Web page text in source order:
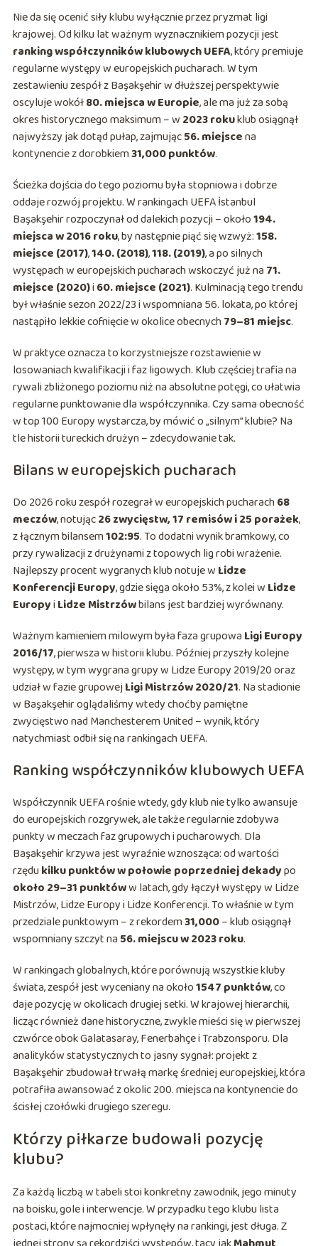
Nie da się ocenić siły klubu wyłącznie przez pryzmat ligi
krajowej. Od kilku lat ważnym wyznacznikiem pozycji jest
ranking współczynników klubowych UEFA, który premiuje
regularne występy w europejskich pucharach. W tym
zestawieniu zespół z Başakşehir w dłuższej perspektywie
oscyluje wokół80. miejsca w Europie, ale ma już za sobą
okres historycznego maksimum – w 2023 rokuklub osiągnął
najwyższy jak dotąd pułap, zajmując56. miejscena
kontynencie z dorobkiem31,000 punktów.
Ścieżka dojścia do tego poziomu była stopniowa i dobrze
oddaje rozwój projektu. W rankingach UEFA İstanbul
Başakşehir rozpoczynał od dalekich pozycji – około194.
miejsca w 2016 roku, by następnie piąć się wzwyż:158.
miejsce (2017),140. (2018),118. (2019), a po silnych
występach w europejskich pucharach wskoczyć już na 71.
miejsce (2020)i 60. miejsce (2021). Kulminacją tego trendu
był właśnie sezon 2022/23 i wspomniana 56. lokata, po której
nastąpiło lekkie cofnięcie w okolice obecnych79–81 miejsc.
W praktyce oznacza to korzystniejsze rozstawienie w
losowaniach kwalifikacji i faz ligowych. Klub częściej trafia na
rywali zbliżonego poziomu niż na absolutne potęgi, co ułatwia
regularne punktowanie dla współczynnika. Czy sama obecność
w top 100 Europy wystarcza, by mówić o „silnym” klubie? Na
tle historii tureckich drużyn – zdecydowanie tak.
Bilans w europejskich pucharach
Do 2026 roku zespół rozegrał w europejskich pucharach68
meczów, notując26 zwycięstw, 17 remisów i 25 porażek,
z łącznym bilansem102:95. To dodatni wynik bramkowy, co
przy rywalizacji z drużynami z topowych lig robi wrażenie.
Najlepszy procent wygranych klub notuje w Lidze
Konferencji Europy, gdzie sięga około 53%, z kolei w Lidze
Europyi Lidze Mistrzówbilans jest bardziej wyrównany.
Ważnym kamieniem milowym była faza grupowa Ligi Europy
2016/17, pierwsza w historii klubu. Później przyszły kolejne
występy, w tym wygrana grupy w Lidze Europy 2019/20 oraz
udział w fazie grupowejLigi Mistrzów 2020/21. Na stadionie
w Başakşehir oglądaliśmy wtedy choćby pamiętne
zwycięstwo nad Manchesterem United – wynik, który
natychmiast odbił się na rankingach UEFA.
Ranking współczynników klubowych UEFA
Współczynnik UEFA rośnie wtedy, gdy klub nie tylko awansuje
do europejskich rozgrywek, ale także regularnie zdobywa
punkty w meczach faz grupowych i pucharowych. Dla
Başakşehir krzywa jest wyraźnie wznosząca: od wartości
rzędukilku punktów w połowie poprzedniej dekadypo
około 29–31 punktóww latach, gdy łączył występy w Lidze
Mistrzów, Lidze Europy i Lidze Konferencji. To właśnie w tym
przedziale punktowym – z rekordem31,000– klub osiągnął
wspomniany szczyt na 56. miejscu w 2023 roku.
W rankingach globalnych, które porównują wszystkie kluby
świata, zespół jest wyceniany na około1547 punktów, co
daje pozycję w okolicach drugiej setki. W krajowej hierarchii,
licząc również dane historyczne, zwykle mieści się w pierwszej
czwórce obok Galatasaray, Fenerbahçe i Trabzonsporu. Dla
analityków statystycznych to jasny sygnał: projekt z
Başakşehir zbudował trwałą markę średniej europejskiej, która
potrafiła awansować z okolic 200. miejsca na kontynencie do
ścisłej czołówki drugiego szeregu.
Którzy piłkarze budowali pozycję
klubu?
Za każdą liczbą w tabeli stoi konkretny zawodnik, jego minuty
na boisku, gole i interwencje. W przypadku tego klubu lista
postaci, które najmocniej wpłynęły na rankingi, jest długa. Z